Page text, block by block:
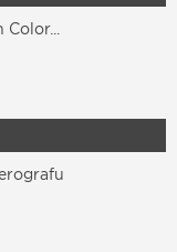
Color...